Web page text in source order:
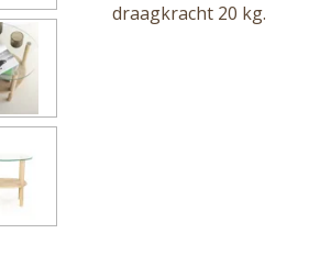
draagkracht 20 kg.